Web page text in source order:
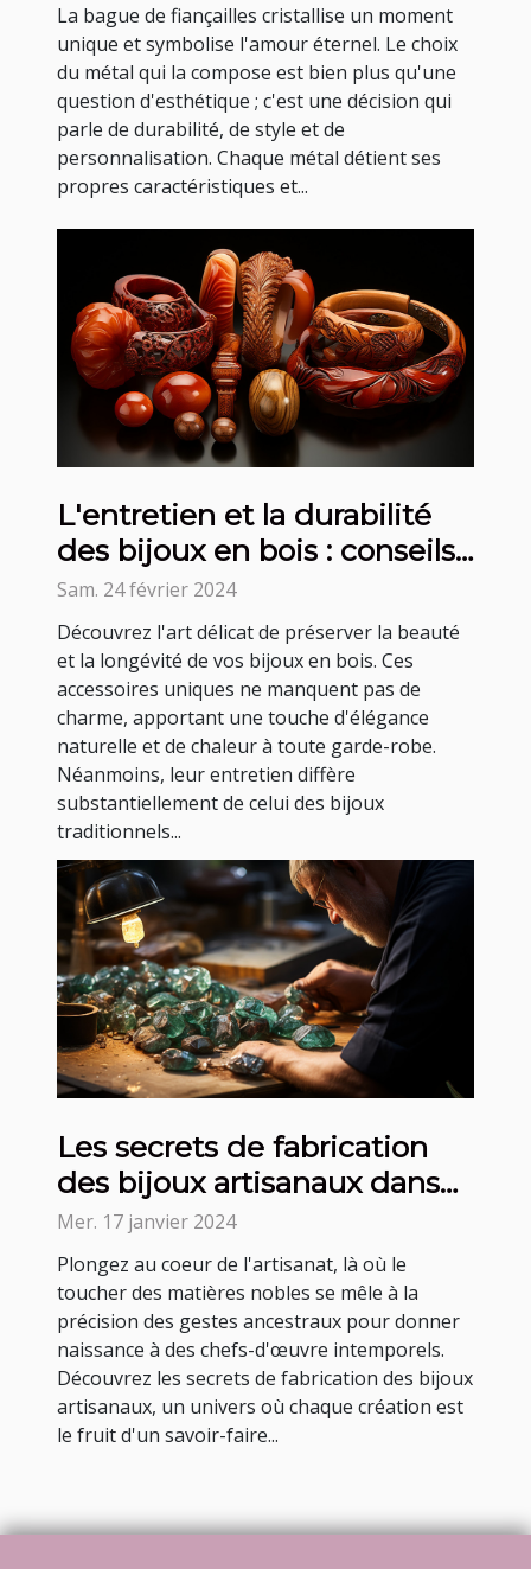
La bague de fiançailles cristallise un moment
unique et symbolise l'amour éternel. Le choix
du métal qui la compose est bien plus qu'une
question d'esthétique ; c'est une décision qui
parle de durabilité, de style et de
personnalisation. Chaque métal détient ses
propres caractéristiques et...
L'entretien et la durabilité
des bijoux en bois : conseils
et astuces
Sam. 24 février 2024
Découvrez l'art délicat de préserver la beauté
et la longévité de vos bijoux en bois. Ces
accessoires uniques ne manquent pas de
charme, apportant une touche d'élégance
naturelle et de chaleur à toute garde-robe.
Néanmoins, leur entretien diffère
substantiellement de celui des bijoux
traditionnels...
Les secrets de fabrication
des bijoux artisanaux dans
un atelier de joaillerie
Mer. 17 janvier 2024
Plongez au coeur de l'artisanat, là où le
toucher des matières nobles se mêle à la
précision des gestes ancestraux pour donner
naissance à des chefs-d'œuvre intemporels.
Découvrez les secrets de fabrication des bijoux
artisanaux, un univers où chaque création est
le fruit d'un savoir-faire...